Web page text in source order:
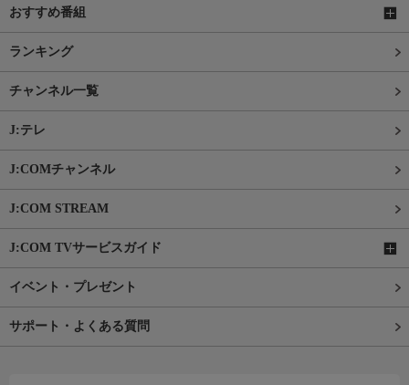
おすすめ番組
ランキング
チャンネル一覧
J:テレ
J:COMチャンネル
J:COM STREAM
J:COM TVサービスガイド
イベント・プレゼント
サポート・よくある質問